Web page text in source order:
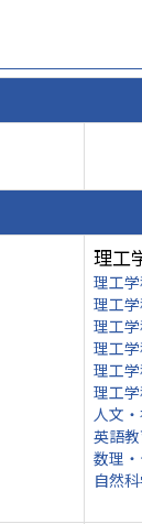
理工
理工
理工
理工
理工
理工
理工
人文・
英語教
数理
自然